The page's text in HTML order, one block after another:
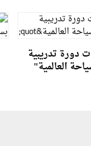
دورة تدريبية
العالمية"